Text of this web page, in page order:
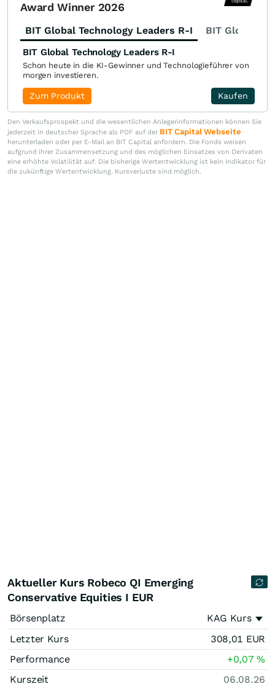
Award Winner 2026
BIT Global Technology Leaders R-I BIT Global
BIT Global Technology Leaders R-I
Schon heute in die KI-Gewinner und Technologieführer von
morgen investieren.
Kaufen
Zum Produkt
Den Verkaufsprospekt und die wesentlichen Anlegerinformationen können Sie
jederzeit in deutscher Sprache als PDF auf der BIT Capital Webseite
herunterladen oder per E-Mail an BIT Capital anfordern. Die Fonds weisen
aufgrund ihrer Zusammensetzung und des möglichen Einsatzes von Derivaten
eine erhöhte Volatilität auf. Die bisherige Wertentwicklung ist kein Indikator für
die zukünftige Wertentwicklung. Kursverluste sind möglich.
Aktueller Kurs Robeco QI Emerging
Conservative Equities I EUR
Börsenplatz
KAG Kurs
Letzter Kurs
308,01 EUR
Performance
+0,07%
Kurszeit
06.08.26